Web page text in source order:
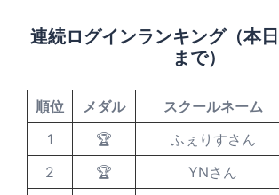
連続ログインランキング（本
まで）
順位 メダル スクールネーム
1
🏆 ふぇりすさん
2
🏆 YNさん